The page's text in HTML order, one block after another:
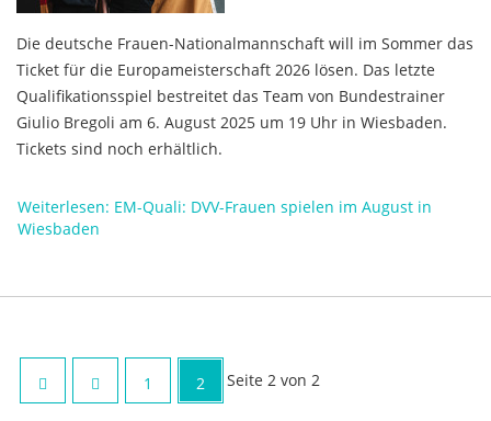
Die deutsche Frauen-Nationalmannschaft will im Sommer das
Ticket für die Europameisterschaft 2026 lösen. Das letzte
Qualifikationsspiel bestreitet das Team von Bundestrainer
Giulio Bregoli am 6. August 2025 um 19 Uhr in Wiesbaden.
Tickets sind noch erhältlich.
Weiterlesen: EM-Quali: DVV-Frauen spielen im August in
Wiesbaden
Seite 2 von 2
1 2